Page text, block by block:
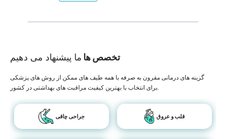
تخصص ها ما پیشنهاد می دهیم
گزینه های درمانی مقرون به صرفه با همه طیف های ممکن از روش های پزشکی
برای انتخاب با بهترین کیفیت مراقبت های بهداشتی در کشور.
جراحی چاقی قلب و عروق